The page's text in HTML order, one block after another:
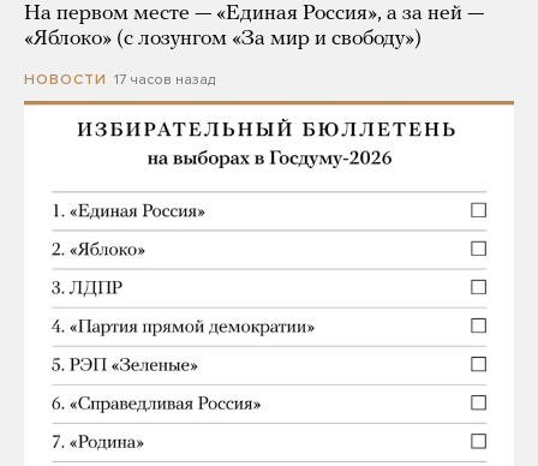
На первом месте — «Единая Россия», а за ней —
«Яблоко» (с лозунгом «За мир и свободу»)
НОВОСТИ 17 часов назад